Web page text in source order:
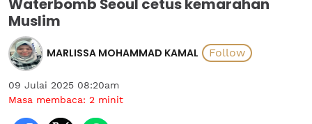
Waterbomb Seoul cetus kemarahan
Muslim
MARLISSA MOHAMMAD KAMAL
09 Julai 2025 08:20am
Masa membaca: 2 minit